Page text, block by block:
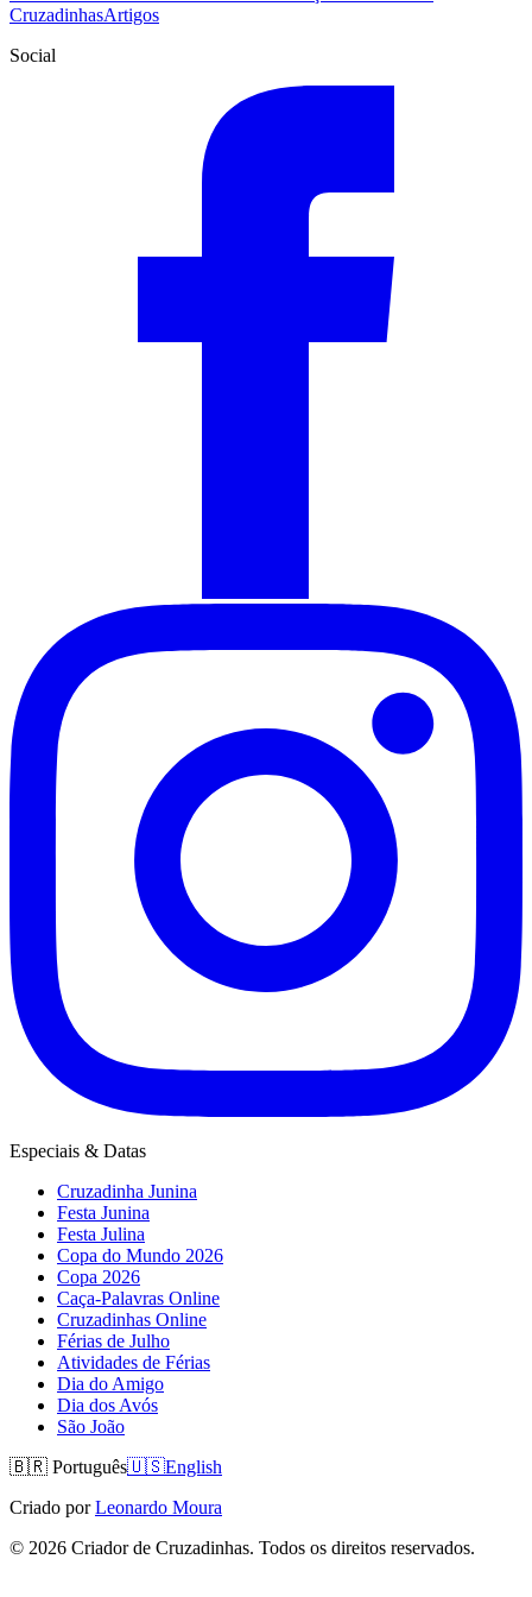
CruzadinhasArtigos
Social
Especiais & Datas
Cruzadinha Junina
Festa Junina
Festa Julina
Copa do Mundo 2026
Copa 2026
Caça-Palavras Online
Cruzadinhas Online
Férias de Julho
Atividades de Férias
Dia do Amigo
Dia dos Avós
São João
🇧🇷 Português🇺🇸English
Criado por Leonardo Moura
© 2026 Criador de Cruzadinhas. Todos os direitos reservados.